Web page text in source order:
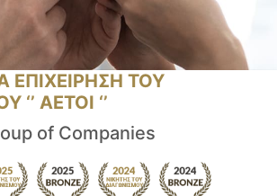
ΕΠΙΧΕΙΡΗΣΗ ΤΟΥ
‘’ ΑΕΤΟΙ ‘’
of Companies